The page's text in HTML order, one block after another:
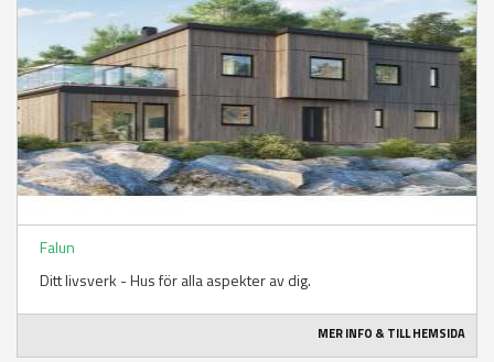
Falun
Ditt livsverk - Hus för alla aspekter av dig.
MER INFO & TILL HEMSIDA